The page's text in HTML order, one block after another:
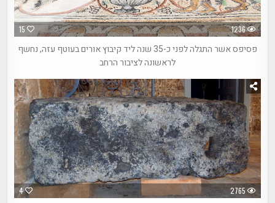
15 1236
פסיפס אשר התגלה לפני כ-35 שנה ליד קיבוץ אורים בעוטף עזה, נחשף
לראשונה לציבור הרחב
4 2765